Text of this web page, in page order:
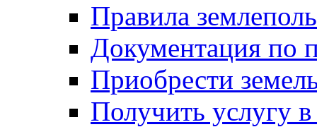
Правила
Документация по
Приобрести
Получить услугу в